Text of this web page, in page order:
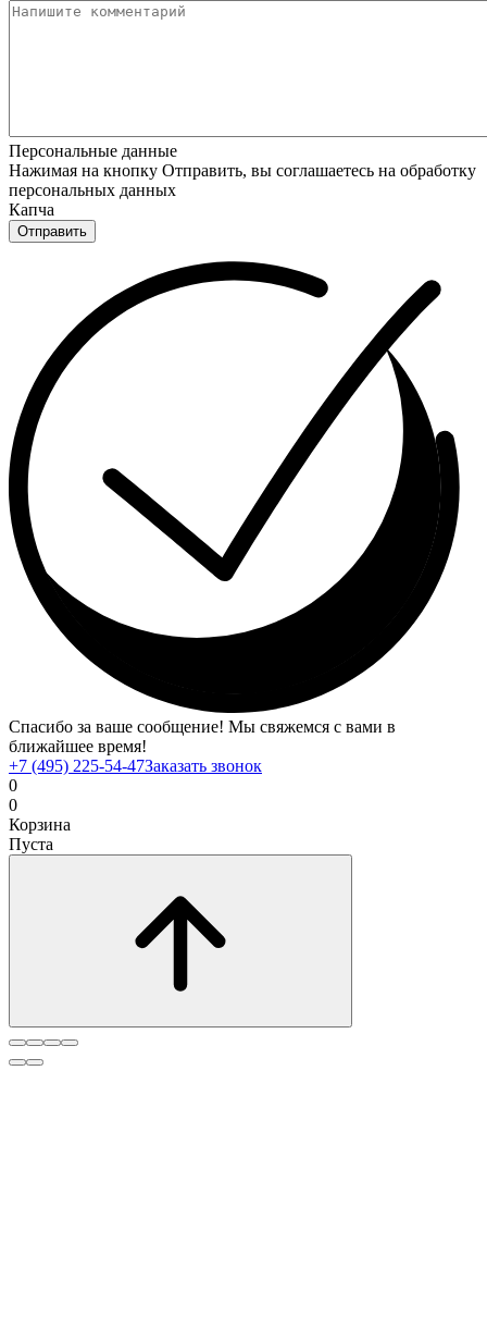
Персональные данные
Нажимая на кнопку Отправить, вы соглашаетесь на обработку
персональных данных
Капча
Отправить
Спасибо за ваше сообщение! Мы свяжемся с вами в
ближайшее время!
+7 (495) 225-54-47Заказать звонок
0
0
Корзина
Пуста